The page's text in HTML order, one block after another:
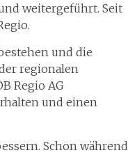
weitergeführt. Seit
und die
regionalen
Regio AG
und einen
Schon während